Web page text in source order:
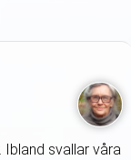
svallar våra